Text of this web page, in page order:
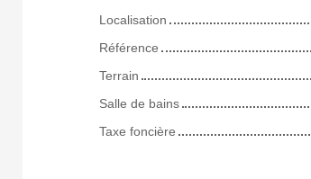
Localisation
Référence
Terrain
Salle de bains
Taxe foncière